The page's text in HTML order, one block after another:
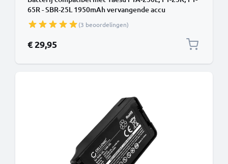
65R - SBR-25L 1950mAh vervangende accu
reservebatterij extra energie
(3 beoordelingen)
€ 29,95